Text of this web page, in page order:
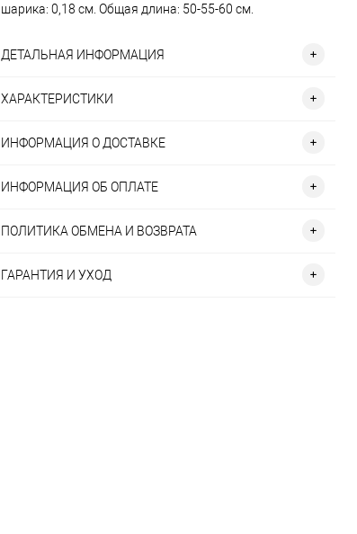
шарика: 0,18 см. Общая длина: 50-55-60 см.
ДЕТАЛЬНАЯ ИНФОРМАЦИЯ
ХАРАКТЕРИСТИКИ
ИНФОРМАЦИЯ О ДОСТАВКЕ
ИНФОРМАЦИЯ ОБ ОПЛАТЕ
ПОЛИТИКА ОБМЕНА И ВОЗВРАТА
ГАРАНТИЯ И УХОД